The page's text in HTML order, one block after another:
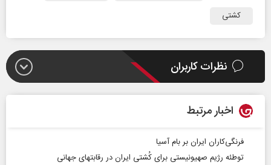
کشتی
نظرات کاربران
اخبار مرتبط
فرنگی‌کاران ایران بر بام آسیا
توطئه رژیم صهیونیستی برای کُشتی ایران در رقابت‎های جهانی